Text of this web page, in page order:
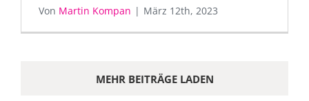
Von Martin Kompan | März 12th, 2023
MEHR BEITRÄGE LADEN